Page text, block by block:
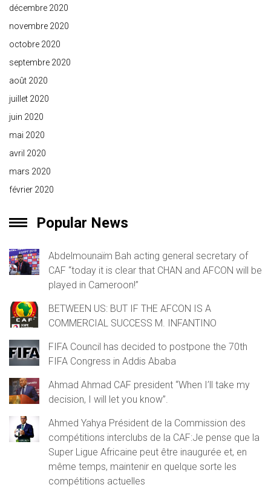
décembre 2020
novembre 2020
octobre 2020
septembre 2020
août 2020
juillet 2020
juin 2020
mai 2020
avril 2020
mars 2020
février 2020
Popular News
Abdelmounaïm Bah acting general secretary of
CAF “today it is clear that CHAN and AFCON will be
played in Cameroon!”
BETWEEN US: BUT IF THE AFCON IS A
COMMERCIAL SUCCESS M. INFANTINO
FIFA Council has decided to postpone the 70th
FIFA Congress in Addis Ababa
Ahmad Ahmad CAF president “When I’ll take my
decision, I will let you know”.
Ahmed Yahya Président de la Commission des
compétitions interclubs de la CAF:Je pense que la
Super Ligue Africaine peut être inaugurée et, en
même temps, maintenir en quelque sorte les
compétitions actuelles